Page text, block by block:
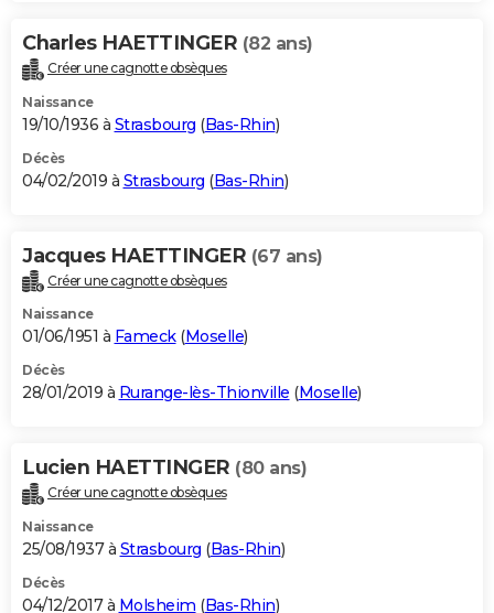
Charles HAETTINGER (82 ans)
Créer une cagnotte obsèques
Naissance
19/10/1936 à Strasbourg (Bas-Rhin)
Décès
04/02/2019 à Strasbourg (Bas-Rhin)
Jacques HAETTINGER (67 ans)
Créer une cagnotte obsèques
Naissance
01/06/1951 à Fameck(Moselle)
Décès
28/01/2019 à Rurange-lès-Thionville (Moselle)
Lucien HAETTINGER (80 ans)
Créer une cagnotte obsèques
Naissance
25/08/1937 à Strasbourg (Bas-Rhin)
Décès
04/12/2017 à Molsheim (Bas-Rhin)